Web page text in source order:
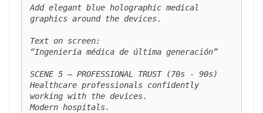
Add elegant blue holographic medical
graphics around the devices.
Text on screen:
“Ingeniería médica de última generación”
SCENE 5 — PROFESSIONAL TRUST (70s - 90s)
Healthcare professionals confidently
working with the devices.
Modern hospitals.